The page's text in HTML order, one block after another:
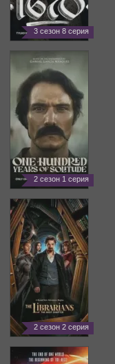
3 сезон 8 серия
2 сезон 1 серия
2 сезон 2 серия